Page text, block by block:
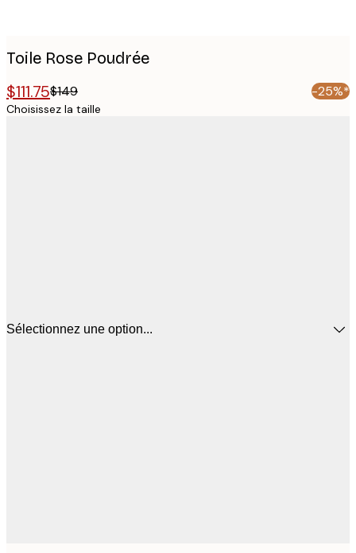
Toile Rose Poudrée
$111.75$149 -25%*
Choisissez la taille
Sélectionnez une option...